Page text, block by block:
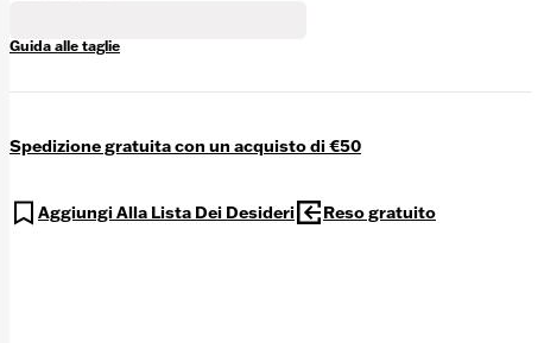
Guida alle taglie
Spedizione gratuita con un acquisto di €50
Aggiungi Alla Lista Dei Desideri Reso gratuito